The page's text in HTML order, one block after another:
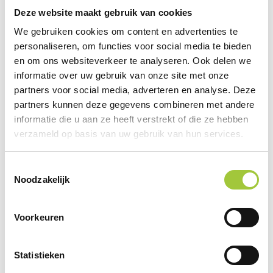
Deze website maakt gebruik van cookies
We gebruiken cookies om content en advertenties te
personaliseren, om functies voor social media te bieden
en om ons websiteverkeer te analyseren. Ook delen we
informatie over uw gebruik van onze site met onze
partners voor social media, adverteren en analyse. Deze
partners kunnen deze gegevens combineren met andere
informatie die u aan ze heeft verstrekt of die ze hebben
verzameld op basis van uw gebruik van hun services.
Noodzakelijk
Voorkeuren
Statistieken
The Ritual of Mehr Giftset S
€21,40
Dit
product
heeft
meerdere
variaties.
Deze
optie
kan
worden
productpagina
Bekijk product